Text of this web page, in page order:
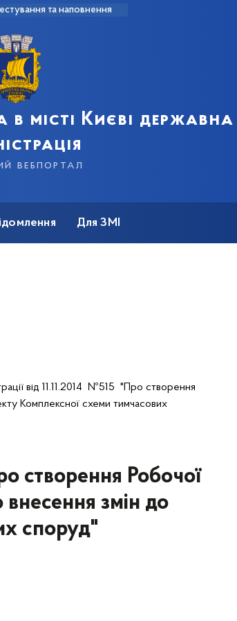
та наповнення
місті Києві державна
вебпортал
Для ЗМІ
від 11.11.2014 №515 "Про створення
Комплексної схеми тимчасових
створення Робочої
змін до
споруд"